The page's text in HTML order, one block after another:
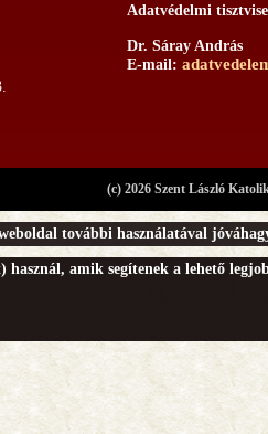
Adatvédelmi
Dr. Sáray András
E-mail:
(c) 2026 Szent László
további használatával
használ, amik segítenek a lehető